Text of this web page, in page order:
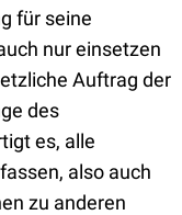
für seine
nur einsetzen
Auftrag der
des
es, alle
also auch
zu anderen